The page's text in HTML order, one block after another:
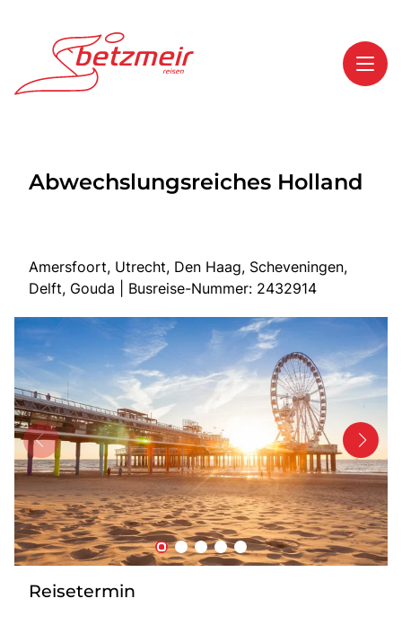
Highlights
Start
Mehrtagesreisen
Tagesreisen
Bus mieten
Service
Kontakt
Abwechslungsreiches Holland
Amersfoort, Utrecht, Den Haag, Scheveningen,
Delft, Gouda | Busreise-Nummer: 2432914
Reisetermin